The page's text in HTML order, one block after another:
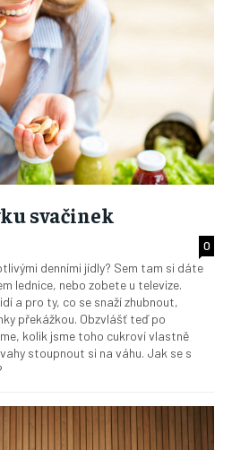
svačinek
0
denními jídly? Sem tam si dáte
lednice, nebo zobete u televize.
a pro ty, co se snaží zhubnout,
překážkou. Obzvlášť teď po
kolik jsme toho cukroví vlastně
stoupnout si na váhu. Jak se s